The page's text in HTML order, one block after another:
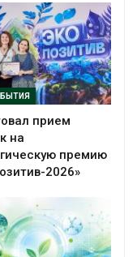
прием
на
премию
2026»